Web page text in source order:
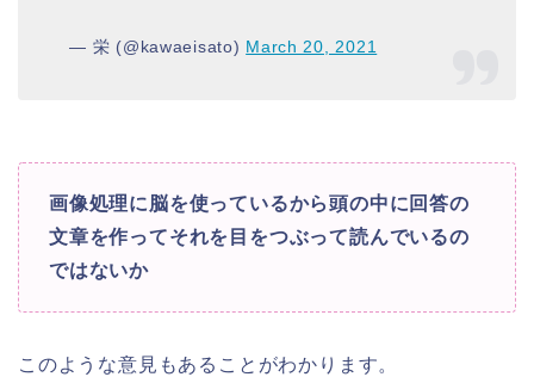
— 栄 (@kawaeisato) March 20, 2021
画像処理に脳を使っているから頭の中に回答の
文章を作ってそれを目をつぶって読んでいるの
ではないか
このような意見もあることがわかります。